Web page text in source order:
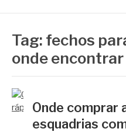
Tag: fechos
onde encontrar
Onde comprar
esquadrias